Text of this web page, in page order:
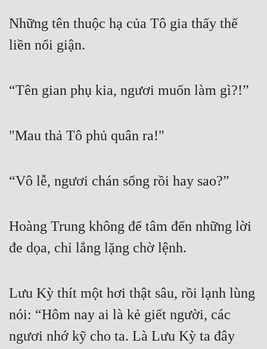
Những tên thuộc hạ của Tô gia thấy thế
liền nổi giận.
“Tên gian phụ kia, ngươi muốn làm gì?!”
"Mau thả Tô phủ quân ra!"
“Vô lễ, ngươi chán sống rồi hay sao?”
Hoàng Trung không để tâm đến những lời
đe dọa, chỉ lẳng lặng chờ lệnh.
Lưu Kỳ thít một hơi thật sâu, rồi lạnh lùng
nói: “Hôm nay ai là kẻ giết người, các
ngươi nhớ kỹ cho ta. Là Lưu Kỳ ta đây